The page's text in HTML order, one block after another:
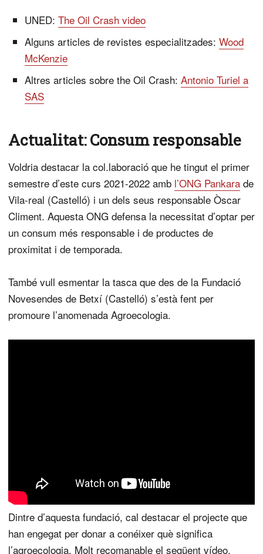
UNED: The Oil Crash video
Alguns articles de revistes especialitzades: Wood
McKenzie
Altres articles sobre the Oil Crash: Antonio Turiel a
SAS
Actualitat: Consum responsable
Voldria destacar la col.laboració que he tingut el primer
semestre d’este curs 2021-2022 amb l’ONG Pankara de
Vila-real (Castelló) i un dels seus responsable Òscar
Climent. Aquesta ONG defensa la necessitat d’optar per
un consum més responsable i de productes de
proximitat i de temporada.
També vull esmentar la tasca que des de la Fundació
Novesendes de Betxí (Castelló) s’està fent per
promoure l’anomenada Agroecologia.
Dintre d’aquesta fundació, cal destacar el projecte que
han engegat per donar a conéixer què significa
l’agroecologia. Molt recomanable el següent vídeo.